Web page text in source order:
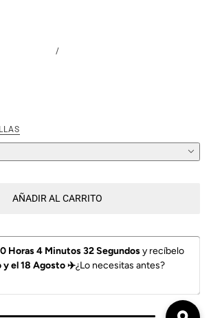
/
AÑADIR AL CARRITO
Horas 4 Minutos 31 Segundos y recíbelo
y el 18 Agosto ✈️¿Lo necesitas antes?